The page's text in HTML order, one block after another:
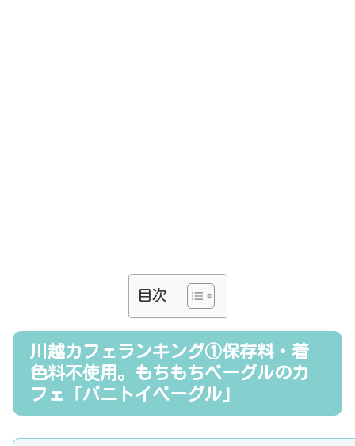
目次
川越カフェランキング①保存料・着
色料不使用。もちもちベーグルのカ
フェ「バニトイベーグル」